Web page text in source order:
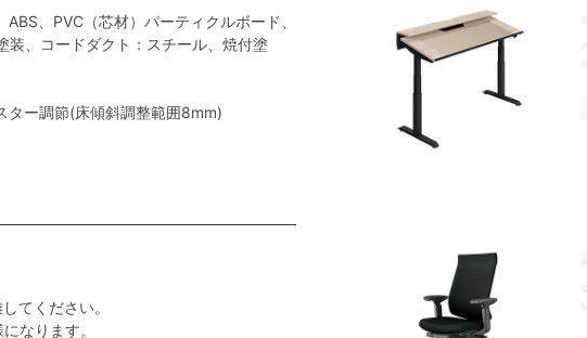
、PVC（芯材）パーティクルボード、
装、コードダクト：スチール、焼付塗
ター調節(床傾斜調整範囲8mm)
てください。
なります。